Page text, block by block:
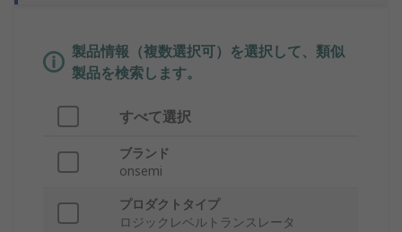
製品情報（複数選択可）を選択して、類似
製品を検索します。
すべて選択
ブランド
onsemi
プロダクトタイプ
ロジックレベルトランスレータ